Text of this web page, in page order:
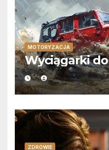
MOTORYZACJA
Wyciągarki
ZDROWIE